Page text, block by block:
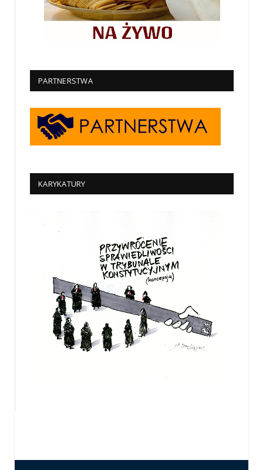
PARTNERSTWA
KARYKATURY